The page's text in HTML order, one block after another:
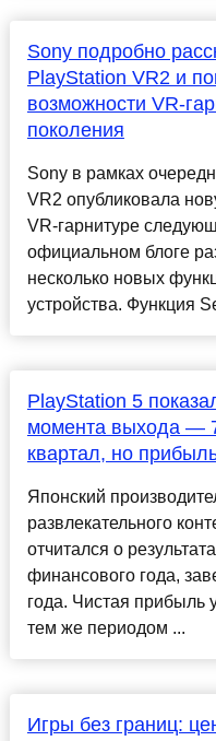
Sony подробно
PlayStation VR2 и
возможности VR-
поколения
Sony в рамках
VR2 опубликовала
VR-гарнитуре
официальном блоге
несколько новых
устройства. Функция
PlayStation 5
момента выхода —
квартал, но
Японский
развлекательного
отчитался о
финансового года,
года. Чистая прибыль
тем же периодом ...
Игры без границ: